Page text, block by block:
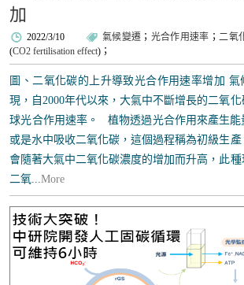
加
2022/3/10 氣候變遷 ； 光合作用速率 ； 二氧
(CO2 fertilisation effect)；
圖、二氧化碳的上升導致光合作用速率增加 氣
現，自2000年代以來，大氣中不斷增長的二氧
球光合作用速率。 植物透過光合作用來產生能
或是水中吸收二氧化碳，這個過程稱為初級生
會隨著大氣中二氧化碳濃度的增加而升高，此種
二氧...More